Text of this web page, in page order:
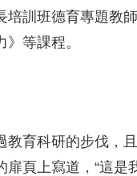
訓班德育專題教
》等課程。
育科研的步伐，
頁上寫道，“這